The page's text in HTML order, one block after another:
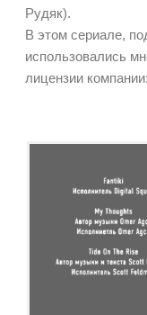
Рудяк).
В этом сериале,
использовались
лицензии